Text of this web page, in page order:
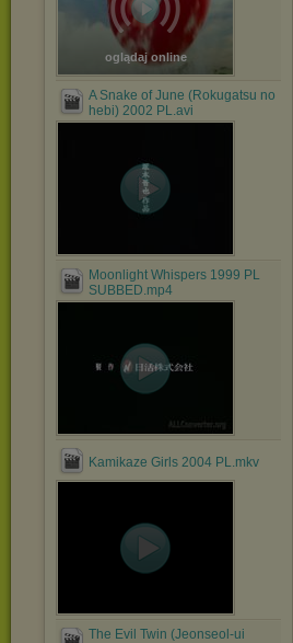
oglądaj online
A Snake of June (Rokugatsu no
hebi) 2002 PL.avi
Moonlight Whispers 1999 PL
SUBBED.mp4
Kamikaze Girls 2004 PL.mkv
The Evil Twin (Jeonseol-ui